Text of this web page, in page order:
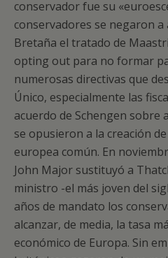
conservador fue su
conservadores se negaron
Bretaña el tratado de
opting out para no formar
numerosas directivas que
Único, especialmente las
acuerdo de Schengen
se opusieron a la creación
europea común. En
John Major sustituyó a
ministro -el más joven del
años de mandato los
alcanzar, de media, la tasa
económico de Europa. Sin